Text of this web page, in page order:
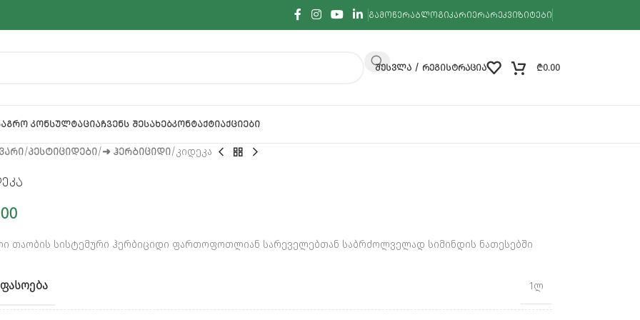
ᲒᲐᲛᲝᲬᲔᲠᲐᲑᲚᲝᲒᲘᲙᲐᲠᲘᲔᲠᲐᲠᲔᲙᲕᲘᲖᲘᲢᲔᲑᲘ
ᲨᲔᲡᲕᲚᲐ / ᲠᲔᲒᲘᲡᲢᲠᲐᲪᲘᲐ ₾0.00
ᲐᲒᲠᲝ ᲙᲝᲜᲡᲣᲚᲢᲐᲪᲘᲐᲩᲕᲔᲜᲡ ᲨᲔᲡᲐᲮᲔᲑᲙᲝᲜᲢᲐᲥᲢᲘᲐᲥᲪᲘᲔᲑᲘ
ᲞᲔᲡᲢᲘᲪᲘᲓᲔᲑᲘ ➜ ᲰᲔᲠᲑᲘᲪᲘᲓᲘ კიდეკა
თაობის სისტემური ჰერბიციდი ფართოფოთლიან სარეველებთან საბრძოლველად სიმინდის ნათესებში
1ლ